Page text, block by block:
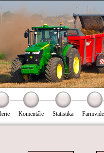
Komentáře Statistika